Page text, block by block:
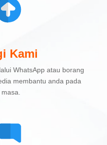
Kami
WhatsApp atau borang
membantu anda pada